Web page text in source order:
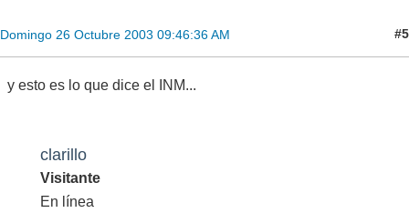
Domingo 26 Octubre 2003 09:46:36 AM #5
y esto es lo que dice el INM...
clarillo
Visitante
En línea